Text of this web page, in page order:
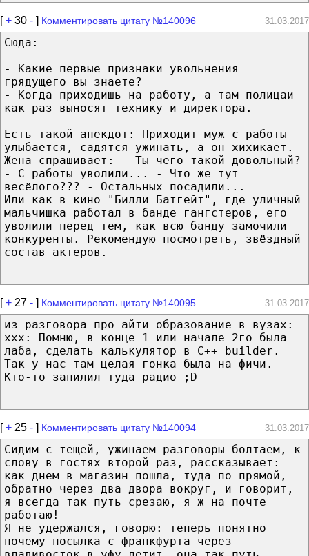
[+ 30 - ] Комментировать цитату №140096 31.03.2017
Сюда:
- Какие первые признаки увольнения
грядущего вы знаете?
- Когда приходишь на работу, а там полицаи
как раз выносят технику и директора.
Есть такой анекдот: Приходит муж с работы
улыбается, садятся ужинать, а он хихикает.
Жена спрашивает: - Ты чего такой довольный?
- С работы уволили... - Что же тут
весёлого??? - Остальных посадили...
Или как в кино "Билли Батгейт", где уличный
мальчишка работал в банде гангстеров, его
уволили перед тем, как всю банду замочили
конкуренты. Рекомендую посмотреть, звёздный
состав актеров.
[+ 27 - ] Комментировать цитату №140095 31.03.2017
из разговора про айти образование в вузах:
ххх: Помню, в конце 1 или начале 2го была
лаба, сделать калькулятор в C++ builder.
Так у нас там целая гонка была на фичи.
Кто-то запилил туда радио ;D
[+ 25 - ] Комментировать цитату №140094 31.03.2017
Сидим с тещей, ужинаем разговоры болтаем, к
слову в гостях второй раз, рассказывает:
как днем в магазин пошла, туда по прямой,
обратно через два двора вокруг, и говорит,
я всегда так путь срезаю, я ж на почте
работаю!
Я не удержался, говорю: теперь понятно
почему посылка с франкфурта через